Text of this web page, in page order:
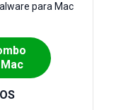
para Mac